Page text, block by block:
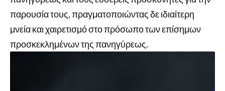
παρουσία τους, πραγματοποιώντας δε ιδιαίτερη
μνεία και χαιρετισμό στο πρόσωπο των επίσημων
προσκεκλημένων της πανηγύρεως.